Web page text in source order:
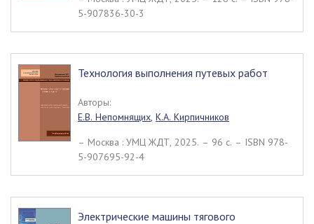
5-907836-30-3
Технология выполнения путевых работ
Авторы:
Е.В. Непомнящих, К.А. Кирпичников
– Москва : УМЦ ЖДТ, 2025. – 96 c. – ISBN 978-
5-907695-92-4
Электрические машины тягового